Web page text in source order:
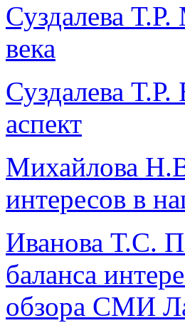
Суздалева
века
Суздалева
аспект
Михайлова
интересов в
Иванова Т.С.
баланса
обзора СМИ